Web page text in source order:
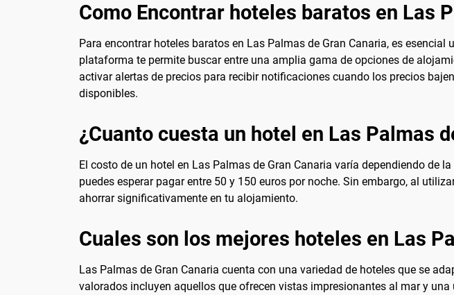
Como Encontrar hoteles baratos en Las
Para encontrar hoteles baratos en Las Palmas de Gran Canaria, es
plataforma te permite buscar entre una amplia gama de opciones de
activar alertas de precios para recibir notificaciones cuando los precios
disponibles.
¿Cuanto cuesta un hotel en Las Palmas
El costo de un hotel en Las Palmas de Gran Canaria varía dependiendo de
puedes esperar pagar entre 50 y 150 euros por noche. Sin embargo, al
ahorrar significativamente en tu alojamiento.
Cuales son los mejores hoteles en Las
Las Palmas de Gran Canaria cuenta con una variedad de hoteles que se
valorados incluyen aquellos que ofrecen vistas impresionantes al mar y